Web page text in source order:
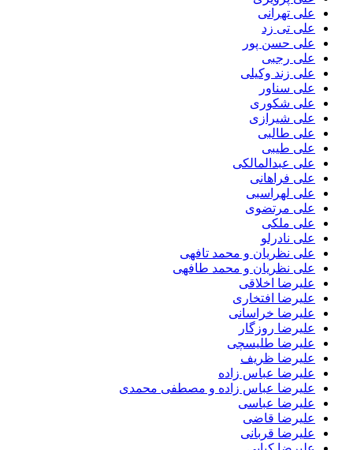
علی تهرانی
علی تی زد
علی حسن پور
علی رجبی
علی زند وکیلی
علی سناور
علی شکوری
علی شیرازی
علی طالبی
علی طیبی
علی عبدالمالکی
علی فراهانی
علی لهراسبی
علی مرتضوی
علی ملکی
علی نادرلو
علی نظریان و محمد تافهی
علی نظریان و محمد طافهی
علیرضا اخلاقی
علیرضا افتخاری
علیرضا خراسانی
علیرضا روزگار
علیرضا طلیسچی
علیرضا ظریف
علیرضا عباس زاده
علیرضا عباس زاده و مصطفی محمدی
علیرضا عباسی
علیرضا قاضی
علیرضا قربانی